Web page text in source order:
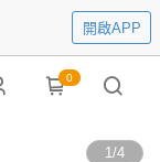
開啟APP
0
1/4